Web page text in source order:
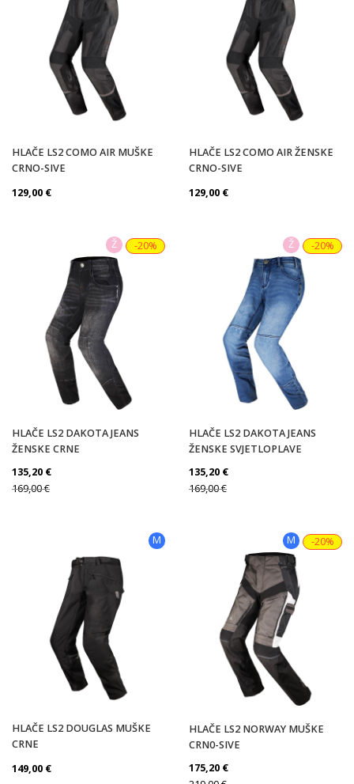
HLAČE LS2 COMO AIR MUŠKE
CRNO-SIVE
129,00 €
HLAČE LS2 COMO AIR ŽENSKE
CRNO-SIVE
129,00 €
Ž -20%
HLAČE LS2 DAKOTA JEANS
ŽENSKE CRNE
135,20 €
169,00€
Ž -20%
HLAČE LS2 DAKOTA JEANS
ŽENSKE SVJETLOPLAVE
135,20 €
169,00€
M
HLAČE LS2 DOUGLAS MUŠKE
CRNE
149,00 €
M -20%
HLAČE LS2 NORWAY MUŠKE
CRN0-SIVE
175,20 €